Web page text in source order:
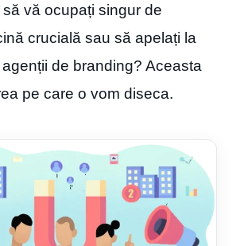
vă ocupați singur de
crucială sau să apelați la
de branding? Aceasta
pe care o vom diseca.